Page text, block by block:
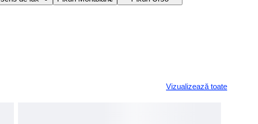
Vizualizează toate